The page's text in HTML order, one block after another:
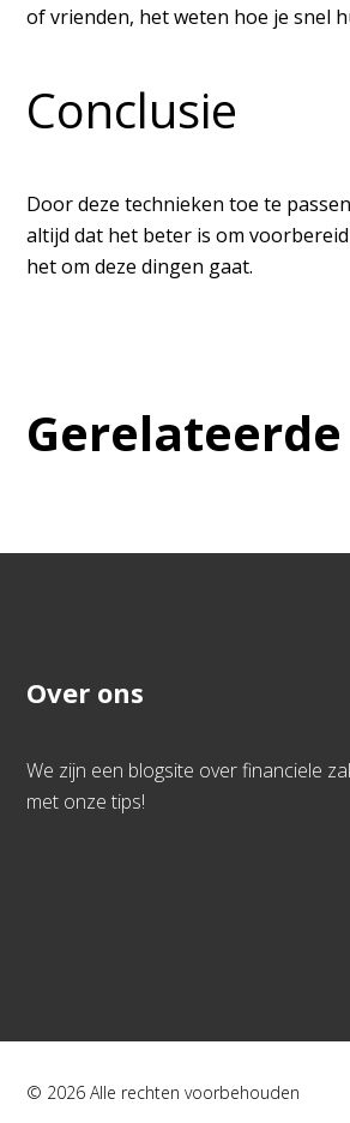
of vrienden, het weten hoe je snel
Conclusie
Door deze technieken toe te
altijd dat het beter is om
het om deze dingen gaat.
Over ons
We zijn een blogsite over financiele
met onze tips!
© 2026 Alle rechten voorbehouden